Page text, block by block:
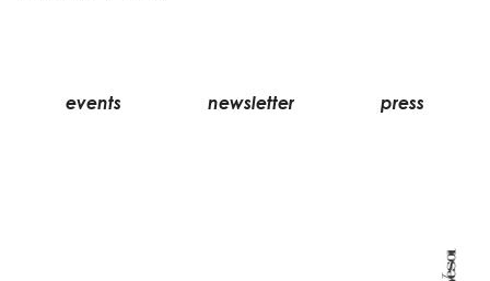
events newsletter press